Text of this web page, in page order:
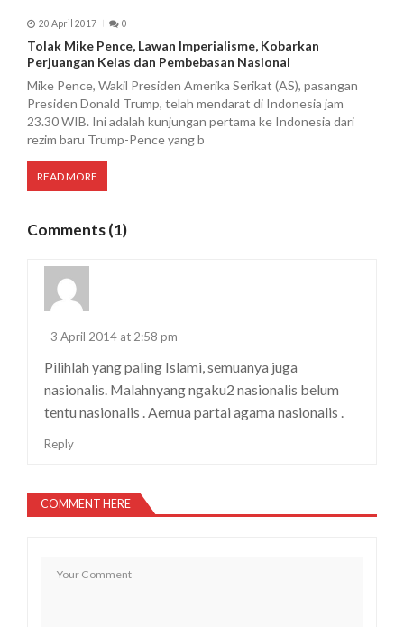
20 April 2017 0
Tolak Mike Pence, Lawan Imperialisme, Kobarkan
Perjuangan Kelas dan Pembebasan Nasional
Mike Pence, Wakil Presiden Amerika Serikat (AS), pasangan
Presiden Donald Trump, telah mendarat di Indonesia jam
23.30 WIB. Ini adalah kunjungan pertama ke Indonesia dari
rezim baru Trump-Pence yang b
READ MORE
Comments (1)
3 April 2014 at 2:58 pm
Pilihlah yang paling Islami, semuanya juga
nasionalis. Malahnyang ngaku2 nasionalis belum
tentu nasionalis . Aemua partai agama nasionalis .
Reply
COMMENT HERE